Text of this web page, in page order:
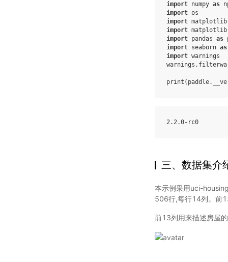
import numpy as
import os
import matplotlib
import
import pandas as
import seaborn as
import warnings
warnings .
print ( paddle.
2.2.0- rc0
三、数据集介
本示例采用uci-
506行,每行14列。前
前13列用来描述房屋